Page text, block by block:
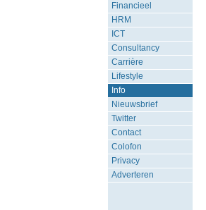
Financieel
HRM
ICT
Consultancy
Carrière
Lifestyle
Info
Nieuwsbrief
Twitter
Contact
Colofon
Privacy
Adverteren